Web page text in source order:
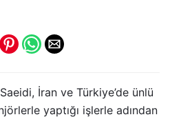
İran ve Türkiye’de ünlü
yaptığı işlerle adından